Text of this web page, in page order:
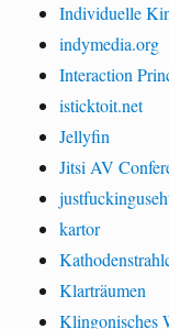
Individuelle
indymedia.org
Interaction
isticktoit.net
Jellyfin
Jitsi AV
kartor
Klarträumen
Klingonisches